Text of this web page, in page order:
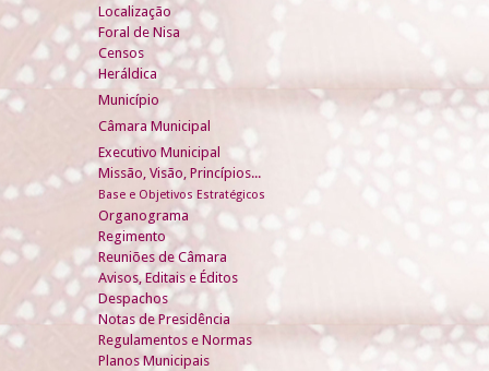
Localização
Foral de Nisa
Censos
Heráldica
Município
Câmara Municipal
Executivo Municipal
Missão, Visão, Princípios...
Base e Objetivos Estratégicos
Organograma
Regimento
Reuniões de Câmara
Avisos, Editais e Éditos
Despachos
Notas de Presidência
Regulamentos e Normas
Planos Municipais